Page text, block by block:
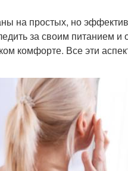
на простых, но
за своим питанием
комфорте. Все эти